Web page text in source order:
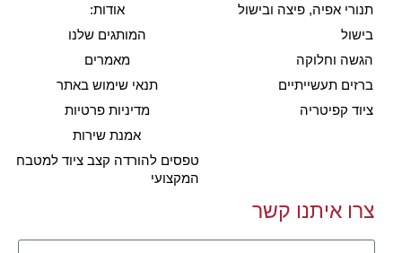
תנורי אפיה, פיצה ובישול
בישול
הגשה וחלוקה
ברזים תעשייתיים
ציוד קפיטריה
אודות:
המותגים שלנו
מאמרים
תנאי שימוש באתר
מדיניות פרטיות
אמנת שירות
טפסים להורדה קצב ציוד למטבח
המקצועי
צרו איתנו קשר